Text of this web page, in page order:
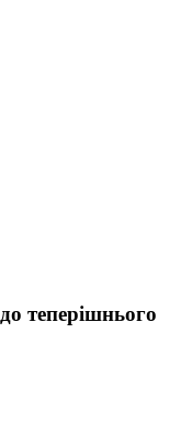
теперішнього